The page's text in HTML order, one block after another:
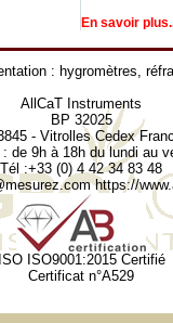
En savoir
: hygromètres,
AllCaT Instruments
BP 32025
- Vitrolles Cedex
: de 9h à 18h du lundi au
Tél :+33 (0) 4 42 34 83 48
https://
ISO ISO9001:2015 Certifié
Certificat n°A529